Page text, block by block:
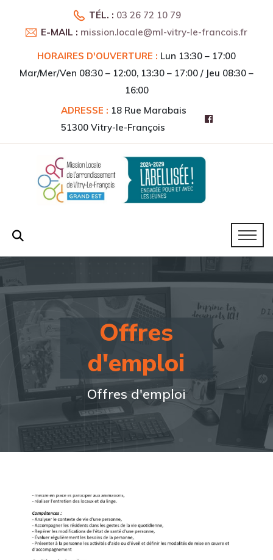
TÉL. : 03 26 72 10 79
E-MAIL : mission.locale@ml-vitry-le-francois.fr
HORAIRES D'OUVERTURE : Lun 13:30 – 17:00
Mar/Mer/Ven 08:30 – 12:00, 13:30 – 17:00 / Jeu 08:30 –
16:00
ADRESSE : 18 Rue Marabais
51300 Vitry-le-François
Offres
d'emploi
Offres d'emploi